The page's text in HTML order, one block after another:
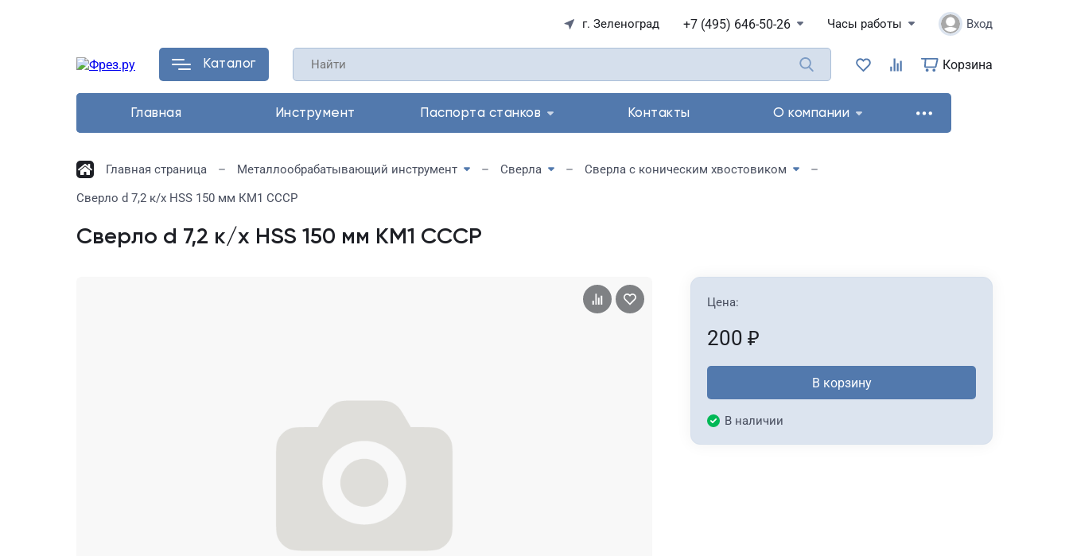
г. Зеленоград +7 (495) 646-50-26 Часы работы Вход
Каталог Корзина
Главная Инструмент Паспорта станков Контакты О компании
Главная страница Металлообрабатывающий инструмент Сверла
Сверла с коническим хвостовиком
Сверло d 7,2 к/х HSS 150 мм КМ1 СССР
Сверло d 7,2 к/х HSS 150 мм КМ1 СССР
Цена:
200 ₽
В корзину
В наличии